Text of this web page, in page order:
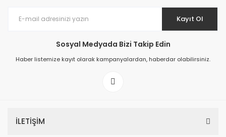
Kayıt Ol
Sosyal Medyada Bizi Takip Edin
Haber listemize kayıt olarak kampanyalardan, haberdar olabilirsiniz.
İLETİŞİM